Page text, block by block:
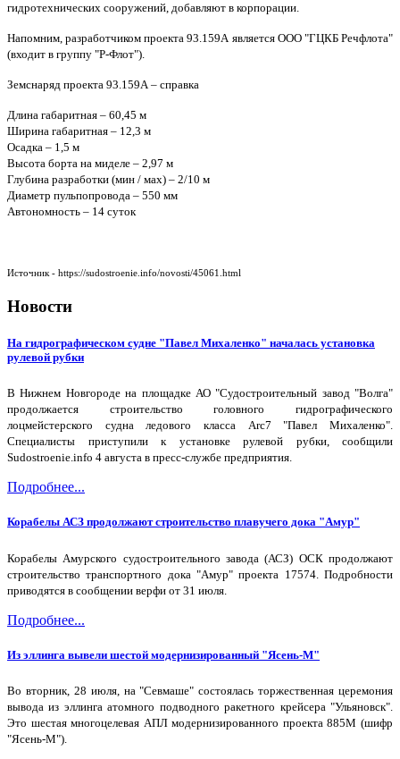
гидротехнических сооружений, добавляют в корпорации.
Напомним, разработчиком проекта 93.159А является ООО "ГЦКБ Речфлота"
(входит в группу "Р-Флот").
Земснаряд проекта 93.159А – справка
Длина габаритная – 60,45 м
Ширина габаритная – 12,3 м
Осадка – 1,5 м
Высота борта на миделе – 2,97 м
Глубина разработки (мин / мах) – 2/10 м
Диаметр пульпопровода – 550 мм
Автономность – 14 суток
Источник - https://sudostroenie.info/novosti/45061.html
Новости
На гидрографическом судне "Павел Михаленко" началась установка
рулевой рубки
В Нижнем Новгороде на площадке АО "Судостроительный завод "Волга"
продолжается строительство головного гидрографического
лоцмейстерского судна ледового класса Arc7 "Павел Михаленко".
Специалисты приступили к установке рулевой рубки, сообщили
Sudostroenie.info 4 августа в пресс-службе предприятия.
Подробнее...
Корабелы АСЗ продолжают строительство плавучего дока "Амур"
Корабелы Амурского судостроительного завода (АСЗ) ОСК продолжают
строительство транспортного дока "Амур" проекта 17574. Подробности
приводятся в сообщении верфи от 31 июля.
Подробнее...
Из эллинга вывели шестой модернизированный "Ясень-М"
Во вторник, 28 июля, на "Севмаше" состоялась торжественная церемония
вывода из эллинга атомного подводного ракетного крейсера "Ульяновск".
Это шестая многоцелевая АПЛ модернизированного проекта 885М (шифр
"Ясень-М").